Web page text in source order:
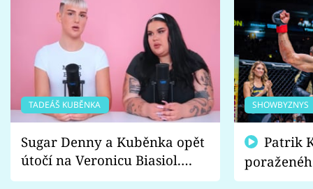
TADEÁŠ KUBĚNKA
Sugar Denny a Kuběnka opět
útočí na Veronicu Biasiol.
Proč je podle nich falešná a
SHOWBYZNYS
fanoušci